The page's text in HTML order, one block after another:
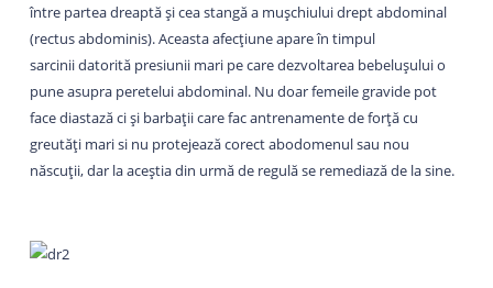
între partea dreaptă și cea stangă a mușchiului drept abdominal
(rectus abdominis). Aceasta afecțiune apare în timpul
sarcinii datorită presiunii mari pe care dezvoltarea bebelușului o
pune asupra peretelui abdominal. Nu doar femeile gravide pot
face diastază ci și barbații care fac antrenamente de forță cu
greutăți mari si nu protejează corect abodomenul sau nou
născuții, dar la aceștia din urmă de regulă se remediază de la sine.